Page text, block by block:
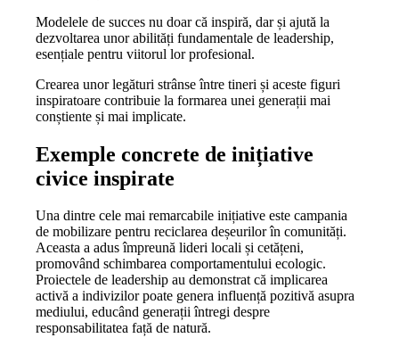
Modelele de succes nu doar că inspiră, dar și ajută la
dezvoltarea unor abilități fundamentale de leadership,
esențiale pentru viitorul lor profesional.
Crearea unor legături strânse între tineri și aceste figuri
inspiratoare contribuie la formarea unei generații mai
conștiente și mai implicate.
Exemple concrete de inițiative
civice inspirate
Una dintre cele mai remarcabile inițiative este campania
de mobilizare pentru reciclarea deșeurilor în comunități.
Aceasta a adus împreună lideri locali și cetățeni,
promovând schimbarea comportamentului ecologic.
Proiectele de leadership au demonstrat că implicarea
activă a indivizilor poate genera influență pozitivă asupra
mediului, educând generații întregi despre
responsabilitatea față de natură.